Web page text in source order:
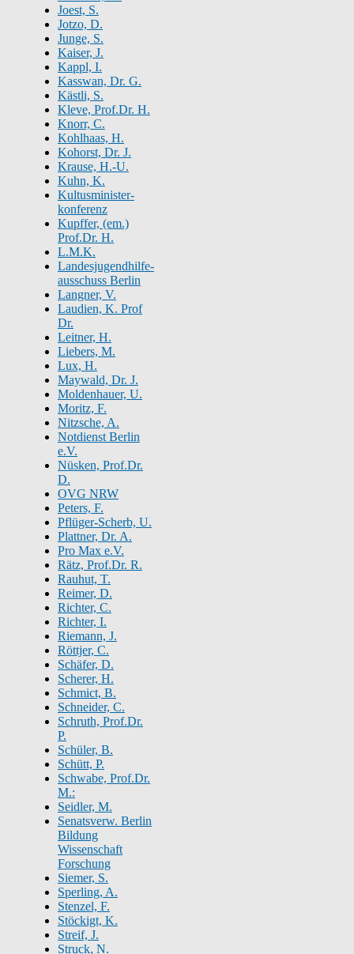
Joest, S.
Jotzo, D.
Junge, S.
Kaiser, J.
Kappl, I.
Kasswan, Dr. G.
Kästli, S.
Kleve, Prof.Dr. H.
Knorr, C.
Kohlhaas, H.
Kohorst, Dr. J.
Krause, H.-U.
Kuhn, K.
Kultusminister-
konferenz
Kupffer, (em.)
Prof.Dr. H.
L.M.K.
Landesjugendhilfe-
ausschuss Berlin
Langner, V.
Laudien, K. Prof
Dr.
Leitner, H.
Liebers, M.
Lux, H.
Maywald, Dr. J.
Moldenhauer, U.
Moritz, F.
Nitzsche, A.
Notdienst Berlin
e.V.
Nüsken, Prof.Dr.
D.
OVG NRW
Peters, F.
Pflüger-Scherb, U.
Plattner, Dr. A.
Pro Max e.V.
Rätz, Prof.Dr. R.
Rauhut, T.
Reimer, D.
Richter, C.
Richter, I.
Riemann, J.
Röttjer, C.
Schäfer, D.
Scherer, H.
Schmict, B.
Schneider, C.
Schruth, Prof.Dr.
P.
Schüler, B.
Schütt, P.
Schwabe, Prof.Dr.
M.:
Seidler, M.
Senatsverw. Berlin
Bildung
Wissenschaft
Forschung
Siemer, S.
Sperling, A.
Stenzel, F.
Stöckigt, K.
Streif, J.
Struck, N.